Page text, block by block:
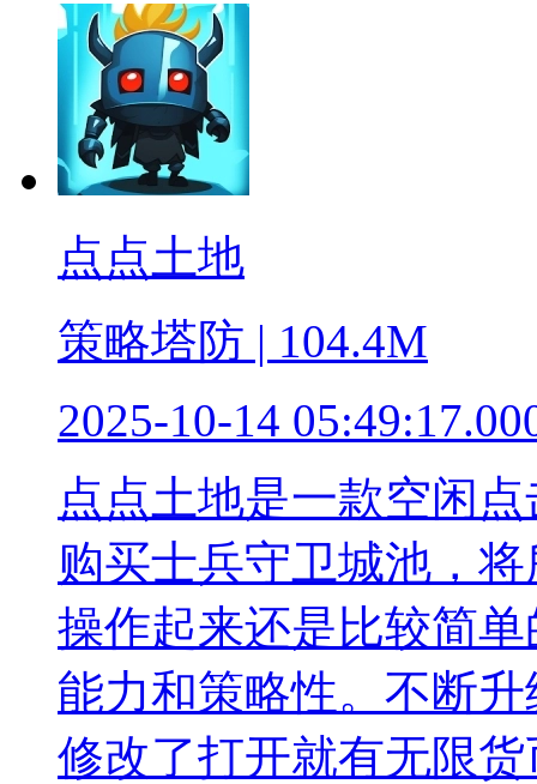
点点土地
策略塔防 | 104.4M
2025-10-14
点点土地是一款空闲
购买士兵守卫城池，
操作起来还是比较简
能力和策略性。不断
修改了打开就有无限